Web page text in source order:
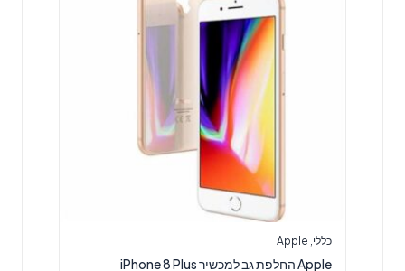
כללי Apple
Apple החלפת גב למכשיר iPhone 8 Plus